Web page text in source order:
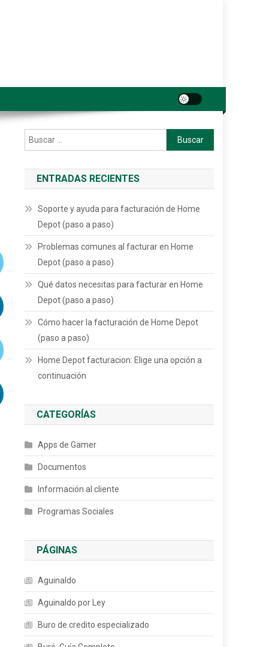
Buscar:
ENTRADAS RECIENTES
Soporte y ayuda para facturación de Home
Depot (paso a paso)
Problemas comunes al facturar en Home
Depot (paso a paso)
Qué datos necesitas para facturar en Home
Depot (paso a paso)
Cómo hacer la facturación de Home Depot
(paso a paso)
Home Depot facturacion: Elige una opción a
continuación
CATEGORÍAS
Apps de Gamer
Documentos
Información al cliente
Programas Sociales
PÁGINAS
Aguinaldo
Aguinaldo por Ley
Buro de credito especializado